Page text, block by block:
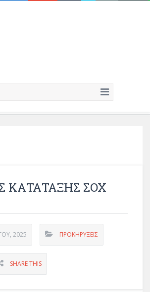
ΚΑΤΑΤΑΞΗΣ ΣΟΧ
2025 ΠΡΟΚΗΡΎΞΕΙΣ
SHARE THIS